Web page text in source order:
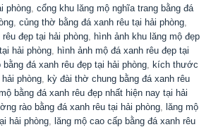
phòng cổng khu lăng mộ nghĩa trang bằng đá
củng thờ bằng đá xanh rêu tại hải phòng
đẹp tại hải phòng
hình ảnh khu lăng mộ đẹp
hải phòng
hình ảnh mộ đá xanh rêu đẹp tại
bằng đá xanh rêu đẹp tại hải phòng
kích thước
phòng
kỳ đài thờ chung bằng đá xanh rêu
bằng đá xanh rêu đẹp nhất hiện nay tại hải
rào bằng đá xanh rêu tại hải phòng
lăng mộ
hải phòng
lăng mộ cao cấp bằng đá xanh rêu